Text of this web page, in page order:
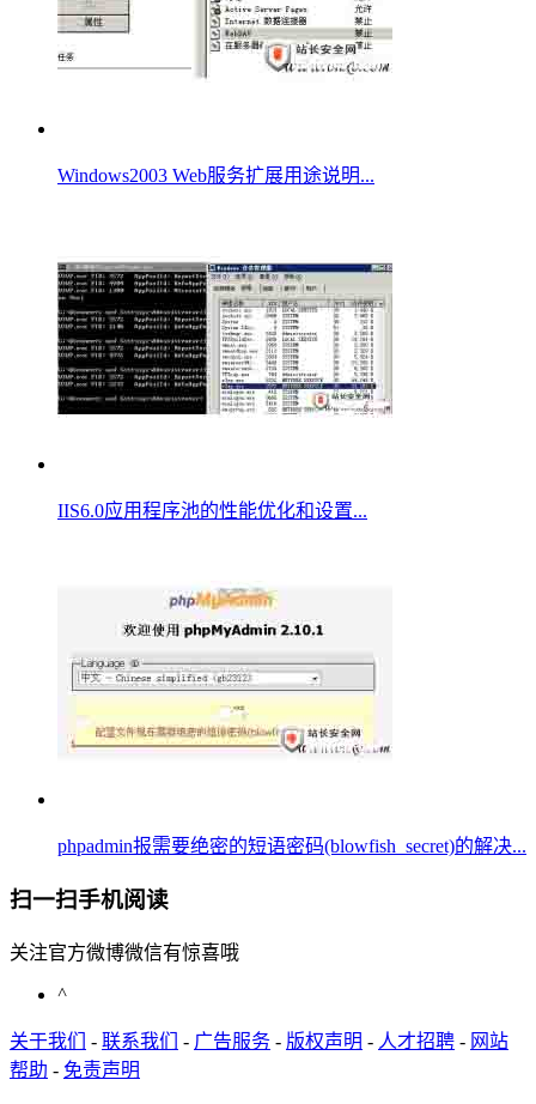
Windows2003 Web服务扩展用途说明...
IIS6.0应用程序池的性能优化和设置...
phpadmin报需要绝密的短语密码(blowfish_secret)的解决...
扫一扫手机阅读
关注官方微博微信有惊喜哦
^
关于我们 - 联系我们 - 广告服务 - 版权声明 - 人才招聘 - 网站
帮助 - 免责声明